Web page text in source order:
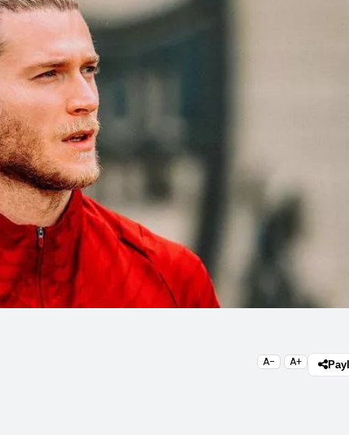
A− A+